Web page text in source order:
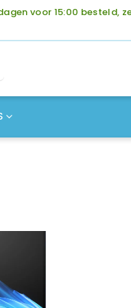
voor 15:00 besteld,